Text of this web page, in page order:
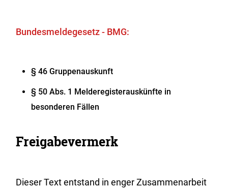
Bundesmeldegesetz - BMG:
§ 46 Gruppenauskunft
§ 50 Abs. 1 Melderegisterauskünfte in
besonderen Fällen
Freigabevermerk
Dieser Text entstand in enger Zusammenarbeit